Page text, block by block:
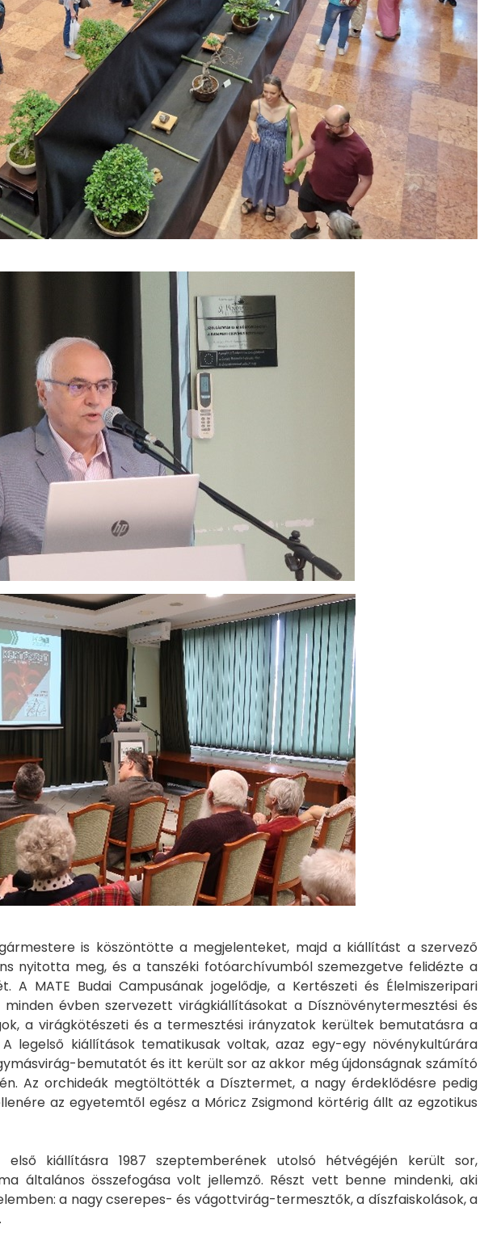
is köszöntötte a megjelenteket, majd a kiállítást a szervező
nyitotta meg, és a tanszéki fotóarchívumból szemezgetve felidézte a
MATE Budai Campusának jogelődje, a Kertészeti és Élelmiszeripari
évben szervezett virágkiállításokat a Dísznövénytermesztési és
a virágkötészeti és a termesztési irányzatok kerültek bemutatásra a
legelső kiállítások tematikusak voltak, azaz egy-egy növénykultúrára
bemutatót és itt került sor az akkor még újdonságnak számító
Az orchideák megtöltötték a Dísztermet, a nagy érdeklődésre pedig
az egyetemtől egész a Móricz Zsigmond körtérig állt az egzotikus
kiállításra 1987 szeptemberének utolsó hétvégéjén került sor,
általános összefogása volt jellemző. Részt vett benne mindenki, aki
a nagy cserepes- és vágottvirág-termesztők, a díszfaiskolások, a